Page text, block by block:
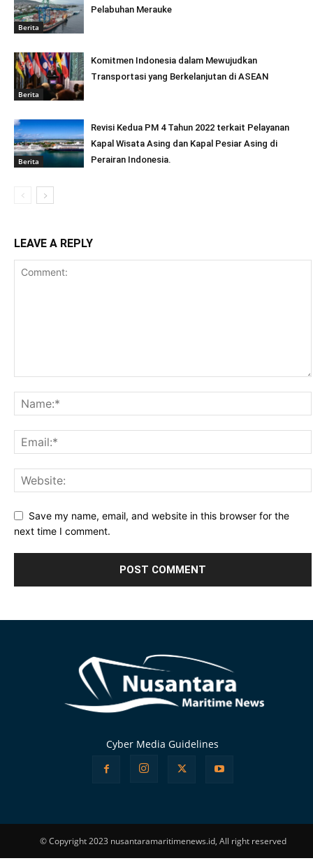
Berita
Pelabuhan Merauke
Berita
Komitmen Indonesia dalam Mewujudkan
Transportasi yang Berkelanjutan di ASEAN
Berita
Revisi Kedua PM 4 Tahun 2022 terkait Pelayanan
Kapal Wisata Asing dan Kapal Pesiar Asing di
Perairan Indonesia.
LEAVE A REPLY
Save my name, email, and website in this browser for the
next time I comment.
Cyber Media Guidelines
© Copyright 2023 nusantaramaritimenews.id, All right reserved